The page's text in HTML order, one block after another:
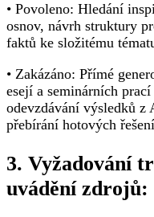
• Povoleno: Hledání
osnov, návrh struktury
faktů ke složitému
• Zakázáno: Přímé
esejí a seminárních
odevzdávání výsledků z
přebírání hotových
3. Vyžadování
uvádění zdrojů: